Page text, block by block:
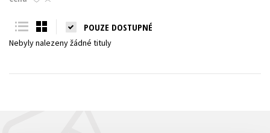
Young adult (SK)
Všechny tituly
POUZE DOSTUPNÉ
Nebyly nalezeny žádné tituly